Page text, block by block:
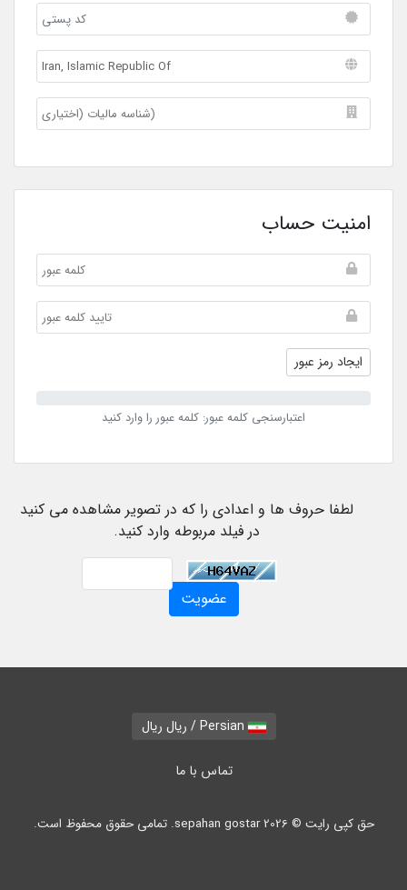
امنیت حساب
ایجاد رمز عبور
اعتبارسنجی کلمه عبور: کلمه عبور را وارد کنید
لطفا حروف ها و اعدادی را که در تصویر مشاهده می کنید
در فیلد مربوطه وارد کنید.
تماس با ما
حق کپی رایت © 2026 sepahan gostar. تمامی حقوق محفوظ است.